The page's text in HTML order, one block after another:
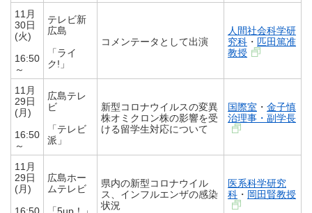
11月
30日
(火)
16:50
～
テレビ新
広島
「ライ
ク!」
コメンテータとして出演
人間社会科学研
究科 ・ 匹田篤准
教授
11月
29日
(月)
16:50
～
広島テレ
ビ
「テレビ
派」
新型コロナウイルスの変異
株オミクロン株の影響を受
ける留学生対応について
国際室 ・ 金子慎
治理事・副学長
11月
29日
(月)
広島ホー
ムテレビ
県内の新型コロナウイル
ス、インフルエンザの感染
状況
医系科学研究
科 ・ 岡田賢教授